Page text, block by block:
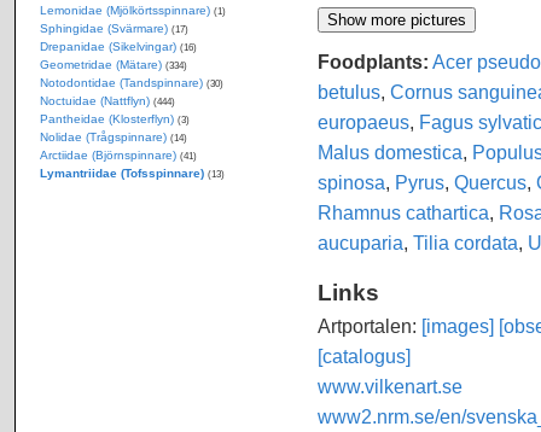
Foodplants: Acer
betulus, Cornus
europaeus, Fagus
Malus domestica,
spinosa, Pyrus, Quercus,
Rhamnus cathartica,
aucuparia, Tilia cordata,
Links
Artportalen: [images]
[catalogus]
www.vilkenart.se
www2.nrm.se/en/
Lemonidae (Mjölkörtsspinnare) (1)
Sphingidae (Svärmare) (17)
Drepanidae (Sikelvingar) (16)
Geometridae (Mätare) (334)
Notodontidae (Tandspinnare) (30)
Noctuidae (Nattflyn) (444)
Pantheidae (Klosterflyn) (3)
Nolidae (Trågspinnare) (14)
Arctiidae (Björnspinnare) (41)
Lymantriidae (Tofsspinnare) (13)